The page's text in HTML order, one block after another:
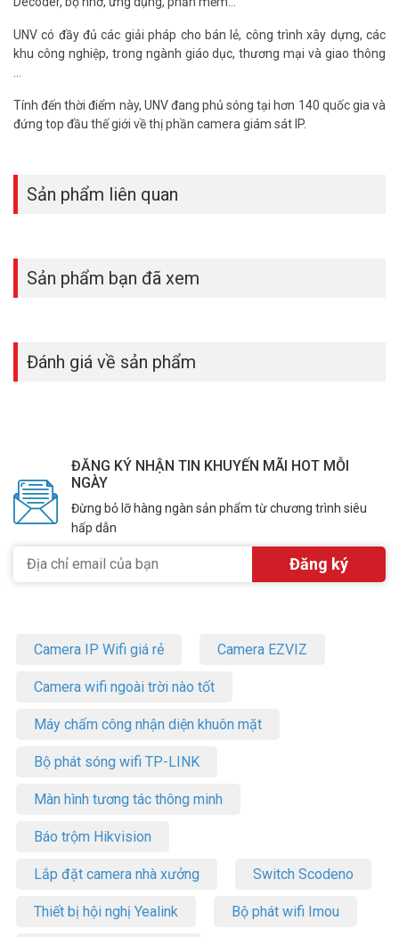
UNV có đầy đủ các giải pháp cho bán lẻ, công trình xây dựng, các
khu công nghiệp, trong ngành giáo dục, thương mại và giao thông
Tính đến thời điểm này, UNV đang phủ sóng tại hơn 140 quốc gia và
đứng top đầu thế giới về thị phần camera giám sát IP.
Sản phẩm liên quan
Sản phẩm bạn đã xem
Đánh giá về sản phẩm
ĐĂNG KÝ NHẬN TIN KHUYẾN MÃI HOT MỖI
NGÀY
Đừng bỏ lỡ hàng ngàn sản phẩm từ chương trình siêu
hấp dẫn
Camera IP Wifi giá rẻ Camera EZVIZ
Camera wifi ngoài trời nào tốt
Máy chấm công nhận diện khuôn mặt
Bộ phát sóng wifi TP-LINK
Màn hình tương tác thông minh
Báo trộm Hikvision
Lắp đặt camera nhà xưởng Switch Scodeno
Thiết bị hội nghị Yealink Bộ phát wifi Imou